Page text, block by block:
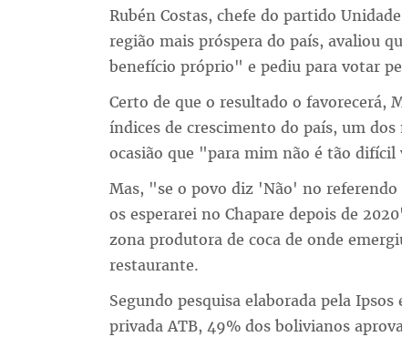
Rubén Costas, chefe do partido
região mais próspera do país, avaliou
benefício próprio" e pediu para votar
Certo de que o resultado o favorecerá,
índices de crescimento do país, um
ocasião que "para mim não é tão difícil
Mas, "se o povo diz 'Não' no
os esperarei no Chapare depois de
zona produtora de coca de onde
restaurante.
Segundo pesquisa elaborada pela
privada ATB, 49% dos bolivianos